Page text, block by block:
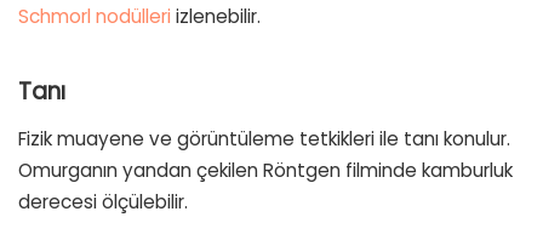
Schmorl nodülleri izlenebilir.
Tanı
Fizik muayene ve görüntüleme tetkikleri ile tanı konulur.
Omurganın yandan çekilen Röntgen filminde kamburluk
derecesi ölçülebilir.